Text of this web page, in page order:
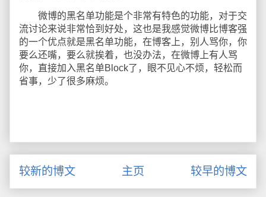
微博的黑名单功能是个非常有特色的功能，对于交
流讨论来说非常恰到好处，这也是我感觉微博比博客强
的一个优点就是黑名单功能，在博客上，别人骂你，你
要么还嘴，要么就挨着，也没办法，在微博上有人骂
你，直接加入黑名单Block了，眼不见心不烦，轻松而
省事，少了很多麻烦。
较新的博文 较早的博文
主页